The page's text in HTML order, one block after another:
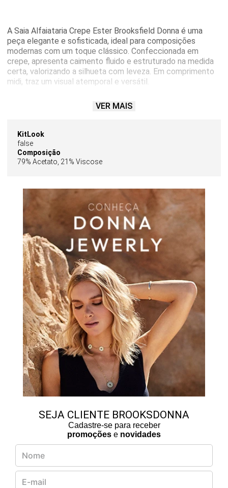
A Saia Alfaiataria Crepe Ester Brooksfield Donna é uma
peça elegante e sofisticada, ideal para composições
modernas com um toque clássico. Confeccionada em
crepe, apresenta caimento fluido e estruturado na medida
certa, valorizando a silhueta com leveza. Em comprimento
midi, traz um visual atemporal e versátil.
O modelo possui fenda lateral, que acrescenta movimento
e feminilidade ao design. Conta com fechamento por zíper
discreto. Acompanha cinto com fivela, que valoriza a cintura
e complementa o visual com elegância.
Perfeita para produções que transitam entre o ambiente
VER MAIS
KitLook
false
Composição
79% Acetato, 21% Viscose
SEJA CLIENTE BROOKSDONNA
Cadastre-se para receber
promoções e novidades